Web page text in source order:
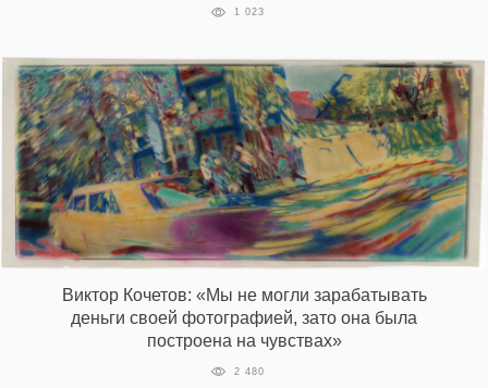
1 023
Виктор Кочетов: «Мы не могли зарабатывать
деньги своей фотографией, зато она была
построена на чувствах»
2 480